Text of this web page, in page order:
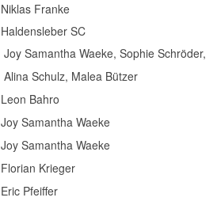
Niklas Franke
Haldensleber SC
Joy Samantha Waeke, Sophie Schröder,
Alina Schulz, Malea Bützer
Leon Bahro
Joy Samantha Waeke
Joy Samantha Waeke
Florian Krieger
Eric Pfeiffer